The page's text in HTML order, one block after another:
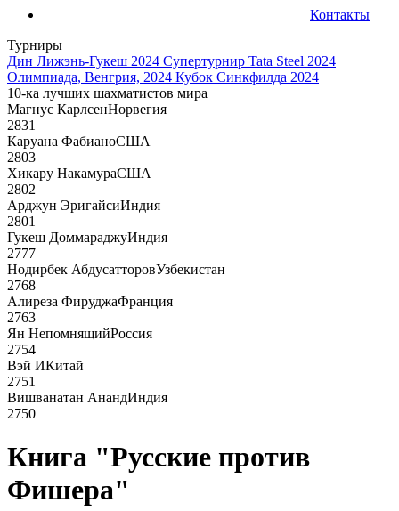
Контакты
Турниры
Дин Лижэнь-Гукеш 2024 Супертурнир Tata Steel 2024
Олимпиада, Венгрия, 2024 Кубок Синкфилда 2024
10-ка лучших шахматистов мира
Магнус КарлсенНорвегия
2831
Каруана ФабианоСША
2803
Хикару НакамураСША
2802
Арджун ЭригайсиИндия
2801
Гукеш ДоммараджуИндия
2777
Нодирбек АбдусатторовУзбекистан
2768
Алиреза ФируджаФранция
2763
Ян НепомнящийРоссия
2754
Вэй ИКитай
2751
Вишванатан АнандИндия
2750
Книга "Русские против
Фишера"